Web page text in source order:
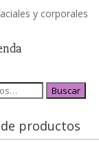
y corporales
Buscar
productos